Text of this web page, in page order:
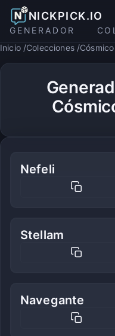
NICKPICK.IO
GENERADOR
Inicio Colecciones Cósmico
Nefeli
Stellam
Navegante